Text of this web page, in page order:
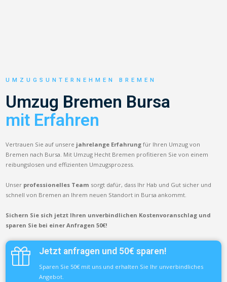
UMZUGSUNTERNEHMEN BREMEN
Umzug Bremen Bursa
mit Erfahren
Vertrauen Sie auf unsere jahrelange Erfahrung für Ihren Umzug von
Bremen nach Bursa. Mit Umzug Hecht Bremen profitieren Sie von einem
reibungslosen und effizienten Umzugsprozess.
Unser professionelles Team sorgt dafür, dass Ihr Hab und Gut sicher und
schnell von Bremen an Ihrem neuen Standort in Bursa ankommt.
Sichern Sie sich jetzt Ihren unverbindlichen Kostenvoranschlag und
sparen Sie bei einer Anfragen 50€!
Jetzt anfragen und 50€ sparen!
Sparen Sie 50€ mit uns und erhalten Sie Ihr unverbindliches
Angebot.